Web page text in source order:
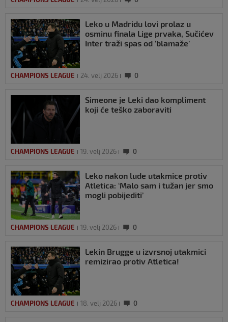
Leko u Madridu lovi prolaz u
osminu finala Lige prvaka, Sučićev
Inter traži spas od ‘blamaže’
CHAMPIONS LEAGUE 24. velj 2026 0
Simeone je Leki dao kompliment
koji će teško zaboraviti
CHAMPIONS LEAGUE 19. velj 2026 0
Leko nakon lude utakmice protiv
Atletica: ‘Malo sam i tužan jer smo
mogli pobijediti’
CHAMPIONS LEAGUE 19. velj 2026 0
Lekin Brugge u izvrsnoj utakmici
remizirao protiv Atletica!
CHAMPIONS LEAGUE 18. velj 2026 0